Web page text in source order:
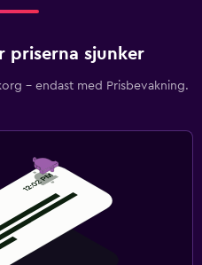
priserna sjunker
– endast med Prisbevakning.